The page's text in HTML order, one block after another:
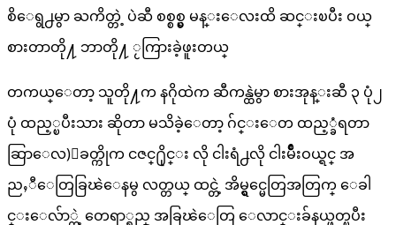
စိေရွ႕မွာ ႀကိတ္တဲ့ ပဲဆီ စစ္စစ္မွ မန္းေလးထိ ဆင္းၿပီး ဝယ္
စားတာတို႔ ဘာတို႔ ႂကြားခဲ့ဖူးတယ္
တကယ္ေတာ့ သူတို႔က နဂိုထဲက ဆီကန္ထဲမွာ စားအုန္းဆီ ၃ ပုံ၂
ပုံ ထည့္ၿပီးသား ဆိုတာ မသိခဲ့ေတာ့ ဂ်င္းေတ ထည့္ခံရတာ
ဆြာေလ)ေခတ္ကိုက ငဇင္႐ိုင္း လို ငါးရံ႕လို ငါးမ်ိဳးဝယ္ရင္ အ
ညႇီေတြခြၽဲေနမွ လတ္တယ္ ထင္တဲ့ အိမ္ရွင္မေတြအတြက္ ေခါ
င္းေလ်ာ္တဲ့ တေရာ္ရည္ အခြၽဲေတြ ေလာင္းခ်နယ္ဖတ္ၿပီး